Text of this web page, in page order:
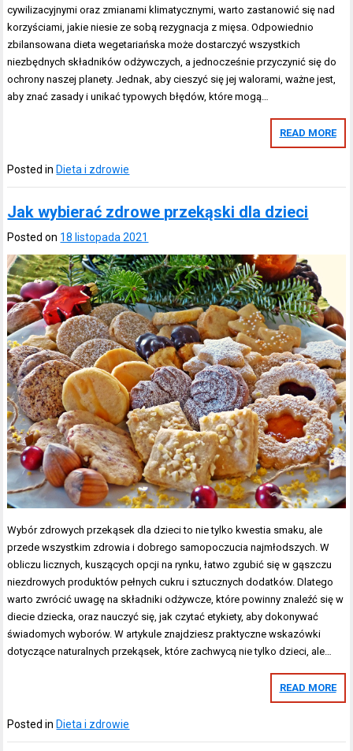
cywilizacyjnymi oraz zmianami klimatycznymi, warto zastanowić się nad
korzyściami, jakie niesie ze sobą rezygnacja z mięsa. Odpowiednio
zbilansowana dieta wegetariańska może dostarczyć wszystkich
niezbędnych składników odżywczych, a jednocześnie przyczynić się do
ochrony naszej planety. Jednak, aby cieszyć się jej walorami, ważne jest,
aby znać zasady i unikać typowych błędów, które mogą…
READ MORE
Posted in Dieta i zdrowie
Jak wybierać zdrowe przekąski dla dzieci
Posted on 18 listopada 2021
Wybór zdrowych przekąsek dla dzieci to nie tylko kwestia smaku, ale
przede wszystkim zdrowia i dobrego samopoczucia najmłodszych. W
obliczu licznych, kuszących opcji na rynku, łatwo zgubić się w gąszczu
niezdrowych produktów pełnych cukru i sztucznych dodatków. Dlatego
warto zwrócić uwagę na składniki odżywcze, które powinny znaleźć się w
diecie dziecka, oraz nauczyć się, jak czytać etykiety, aby dokonywać
świadomych wyborów. W artykule znajdziesz praktyczne wskazówki
dotyczące naturalnych przekąsek, które zachwycą nie tylko dzieci, ale…
READ MORE
Posted inDieta i zdrowie